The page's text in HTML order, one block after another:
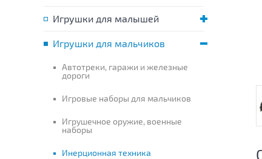
Игрушки для малышей
Игрушки для мальчиков
Автотреки, гаражи и железные
дороги
Игровые наборы для мальчиков
Игрушечное оружие, военные
наборы
Инерционная техника